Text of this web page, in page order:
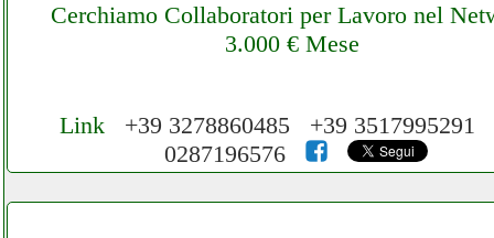
Cerchiamo Collaboratori per Lavoro nel
3.000 € Mese
Cerchiamo Collaboratori per Lavoro nel
Network 3.000 € Mese
Link+39 3278860485 +39 3517995291
0287196576